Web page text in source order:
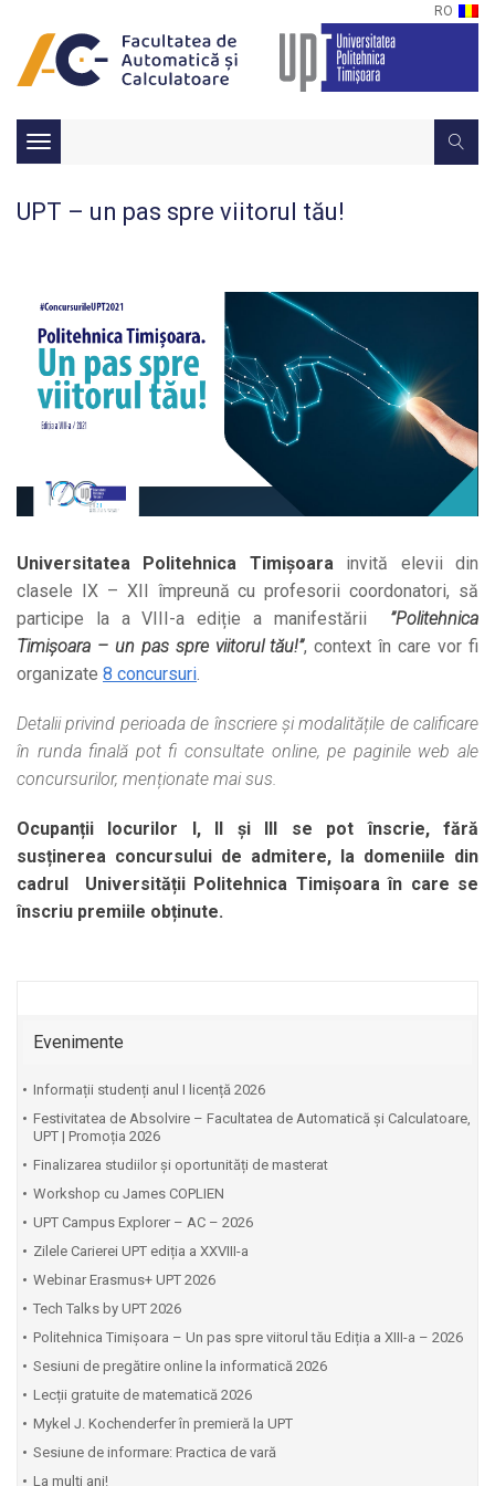
RO
Toggle
navigation
UPT – un pas spre viitorul tău!
Universitatea Politehnica Timișoarainvită elevii din
clasele IX – XII împreună cu profesorii coordonatori, să
participe la a VIII-a ediție a manifestării ”Politehnica
Timișoara – un pas spre viitorul tău!”, context în care vor fi
organizate 8 concursuri.
Detalii privind perioada de înscriere și modalitățile de calificare
în runda finală pot fi consultate online, pe paginile web ale
concursurilor, menționate mai sus.
Ocupanții locurilor I, II și III se pot înscrie, fără
susținerea concursului de admitere, la domeniile din
cadrul Universității Politehnica Timișoara în care se
înscriu premiile obținute.
Evenimente
Informații studenți anul I licență 2026
Festivitatea de Absolvire – Facultatea de Automatică și Calculatoare,
UPT | Promoția 2026
Finalizarea studiilor și oportunități de masterat
Workshop cu James COPLIEN
UPT Campus Explorer – AC – 2026
Zilele Carierei UPT ediția a XXVIII-a
Webinar Erasmus+ UPT 2026
Tech Talks by UPT 2026
Politehnica Timișoara – Un pas spre viitorul tău Ediția a XIII-a – 2026
Sesiuni de pregătire online la informatică 2026
Lecții gratuite de matematică 2026
Mykel J. Kochenderfer în premieră la UPT
Sesiune de informare: Practica de vară
La mulți ani!